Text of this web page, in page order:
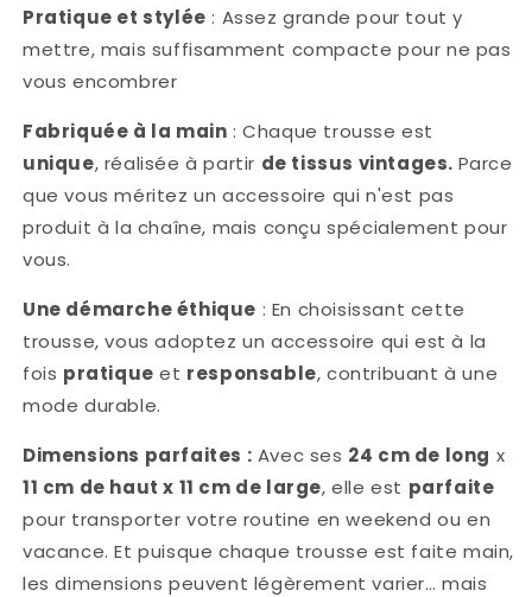
Pratique et stylée : Assez grande pour tout y
mettre, mais suffisamment compacte pour ne pas
vous encombrer
Fabriquée à la main : Chaque trousse est
unique, réalisée à partir de tissus vintages. Parce
que vous méritez un accessoire qui n'est pas
produit à la chaîne, mais conçu spécialement pour
vous.
Une démarche éthique : En choisissant cette
trousse, vous adoptez un accessoire qui est à la
fois pratique et responsable, contribuant à une
mode durable.
Dimensions parfaites : Avec ses 24 cm de long x
11 cm de haut x 11 cm de large, elle est parfaite
pour transporter votre routine en weekend ou en
vacance. Et puisque chaque trousse est faite main,
les dimensions peuvent légèrement varier… mais